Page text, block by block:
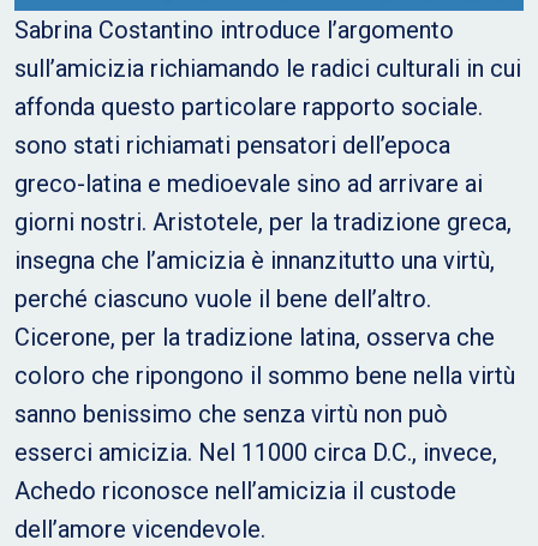
Sabrina Costantino introduce l’argomento
sull’amicizia richiamando le radici culturali in cui
affonda questo particolare rapporto sociale.
sono stati richiamati pensatori dell’epoca
greco-latina e medioevale sino ad arrivare ai
giorni nostri. Aristotele, per la tradizione greca,
insegna che l’amicizia è innanzitutto una virtù,
perché ciascuno vuole il bene dell’altro.
Cicerone, per la tradizione latina, osserva che
coloro che ripongono il sommo bene nella virtù
sanno benissimo che senza virtù non può
esserci amicizia. Nel 11000 circa D.C., invece,
Achedo riconosce nell’amicizia il custode
dell’amore vicendevole.